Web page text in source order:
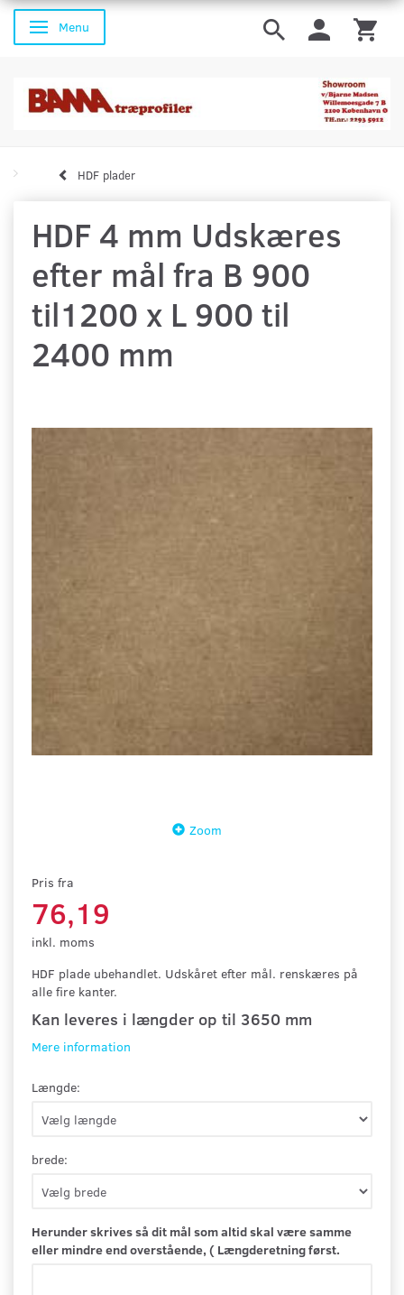
Skifte navigation
Menu
HDF plader
HDF 4 mm Udskæres
efter mål fra B 900
til1200 x L 900 til
2400 mm
Zoom
Pris fra
76,19
inkl. moms
HDF plade ubehandlet. Udskåret efter mål. renskæres på
alle fire kanter.
Kan leveres i længder op til 3650 mm
Mere information
Længde:
brede:
Herunder skrives så dit mål som altid skal være samme
eller mindre end overstående, ( Længderetning først.